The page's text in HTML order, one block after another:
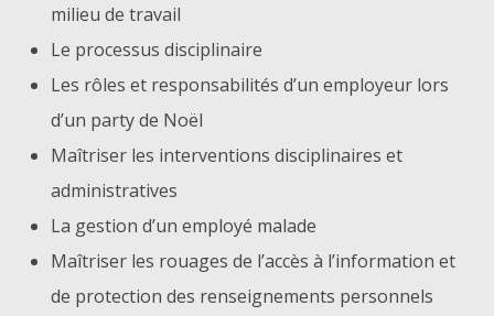
milieu de travail
Le processus disciplinaire
Les rôles et responsabilités d’un employeur lors
d’un party de Noël
Maîtriser les interventions disciplinaires et
administratives
La gestion d’un employé malade
Maîtriser les rouages de l’accès à l’information et
de protection des renseignements personnels